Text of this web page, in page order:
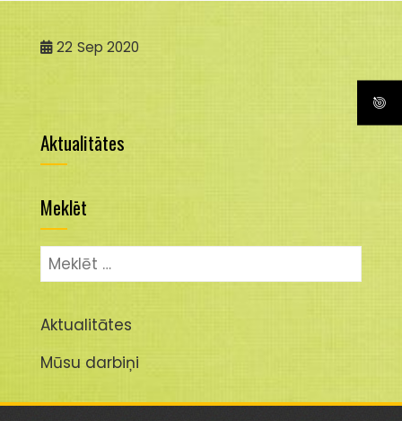
22 Sep 2020
Aktualitātes
Meklēt
Meklēt:
Aktualitātes
Mūsu darbiņi